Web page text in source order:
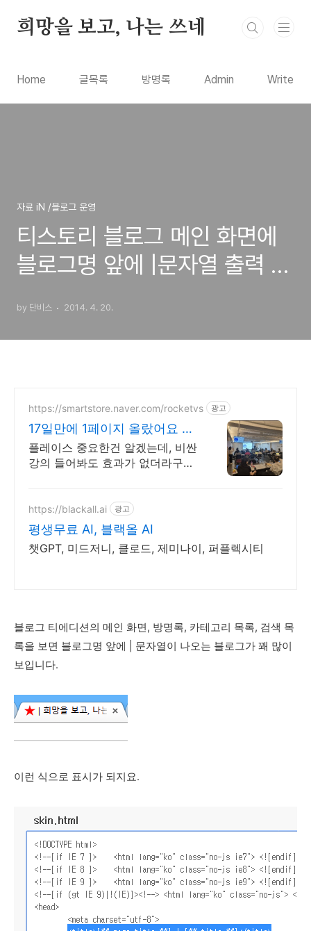
희망을 보고, 나는 쓰네
Home 글목록 방명록 Admin Write
자료 iN /블로그 운영
티스토리 블로그 메인 화면에
블로그명 앞에 |문자열 출력 문
by 단비스 2014. 4. 20.
https://smartstore.naver.com/rocketvs 광고
17일만에 1페이지 올랐어요 초
보사장님은 꼭 보셔야되요!
플레이스 중요한건 알겠는데, 비싼
강의 들어봐도 효과가 없더라구요.
https://blackall.ai 광고
평생무료 AI, 블랙올 AI
챗GPT, 미드저니, 클로드, 제미나이, 퍼플렉시티
블로그 티에디션의 메인 화면, 방명록, 카테고리 목록, 검색 목
록을 보면 블로그명 앞에 | 문자열이 나오는 블로그가 꽤 많이
보입니다.
이런 식으로 표시가 되지요.